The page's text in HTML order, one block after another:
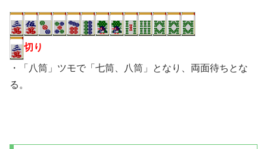
切り
・「八筒」ツモで「七筒、八筒」となり、両面待ちとな
る。